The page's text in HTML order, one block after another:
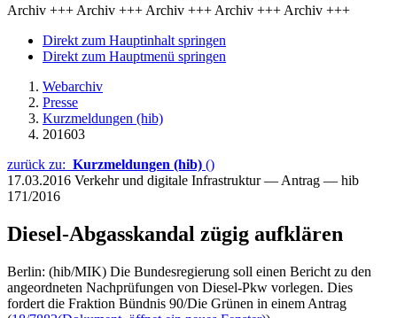
Archiv +++ Archiv +++ Archiv +++ Archiv +++ Archiv +++
Direkt zum Hauptinhalt springen
Direkt zum Hauptmenü springen
Webarchiv
Presse
Kurzmeldungen (hib)
201603
zurück zu: Kurzmeldungen (hib) ()
17.03.2016 Verkehr und digitale Infrastruktur — Antrag — hib
171/2016
Diesel-Abgasskandal zügig aufklären
Berlin: (hib/MIK) Die Bundesregierung soll einen Bericht zu den
angeordneten Nachprüfungen von Diesel-Pkw vorlegen. Dies
fordert die Fraktion Bündnis 90/Die Grünen in einem Antrag